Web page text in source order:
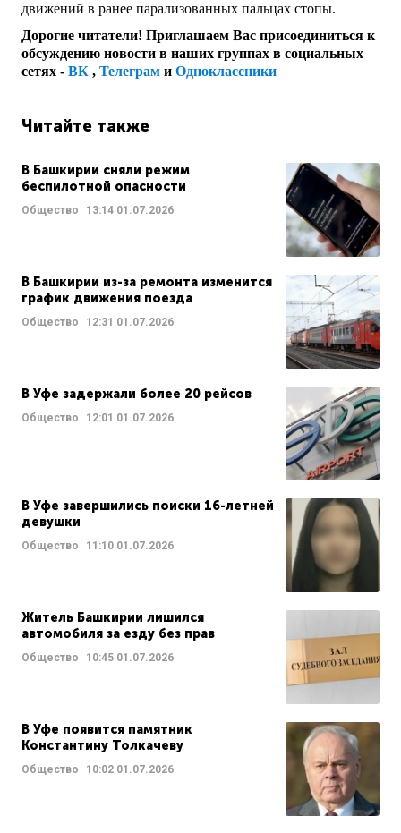
движений в ранее парализованных пальцах стопы.
Дорогие читатели! Приглашаем Вас присоединиться к
обсуждению новости в наших группах в социальных
сетях - ВК , Телеграм и Одноклассники
Читайте также
В Башкирии сняли режим
беспилотной опасности
Общество 13:14 01.07.2026
В Башкирии из-за ремонта изменится
график движения поезда
Общество 12:31 01.07.2026
В Уфе задержали более 20 рейсов
Общество 12:01 01.07.2026
В Уфе завершились поиски 16-летней
девушки
Общество 11:10 01.07.2026
Житель Башкирии лишился
автомобиля за езду без прав
Общество 10:45 01.07.2026
В Уфе появится памятник
Константину Толкачеву
Общество 10:02 01.07.2026